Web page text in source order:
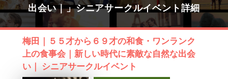
出会い｜」シニアサークルイベント詳細
梅田｜５５才から６９才の和食・ワンランク
上の食事会｜新しい時代に素敵な自然な出会
い｜ シニアサークルイベント